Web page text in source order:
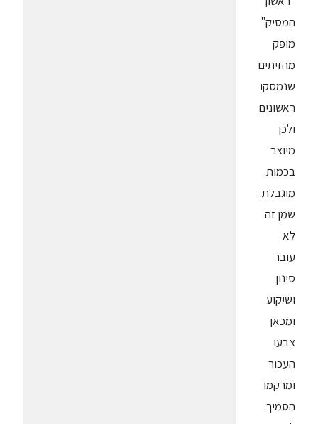
המסיק"
מופק
מהזיתים
שנמסקו
ראשונים
ולכן
מיוצר
בכמות
מוגבלת.
שמן זה
לא
עובר
סינון
ושיקוע
ומכאן
צבעו
העכור
ומרקמו
הסמיך.